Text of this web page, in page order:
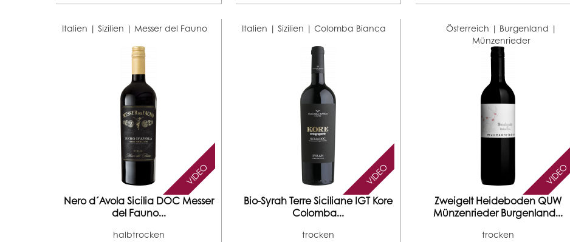
Italien | Sizilien | Messer del Fauno
VIDEO
Nero d´Avola Sicilia DOC Messer
del Fauno...
halbtrocken
Italien | Sizilien |Colomba Bianca
VIDEO
Bio-Syrah Terre Siciliane IGT Kore
Colomba...
trocken
Österreich | Burgenland |
Münzenrieder
VIDEO
Zweigelt Heideboden QUW
Münzenrieder Burgenland...
trocken